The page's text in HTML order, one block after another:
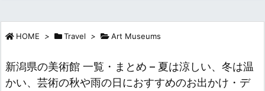
HOME > Travel > Art Museums
新潟県の美術館 一覧・まとめ – 夏は涼しい、冬は温
かい、芸術の秋や雨の日におすすめのお出かけ・デ